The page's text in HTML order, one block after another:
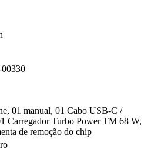
01 manual, 01 Cabo USB-C /
Carregador Turbo Power TM 68 W,
de remoção do chip